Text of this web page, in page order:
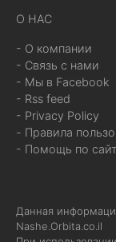
О НАС
- О компании
- Связь с нами
- Мы в Facebook
- Rss feed
- Privacy Policy
- Правила
- Помощь по
Данная
Nashe.Orbita.co.il